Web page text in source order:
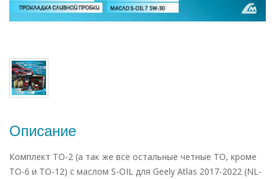
Описание
Комплект ТО-2 (а так же все остальные четные ТО, кроме
ТО-6 и ТО-12) с маслом S-OIL для Geely Atlas 2017-2022 (NL-